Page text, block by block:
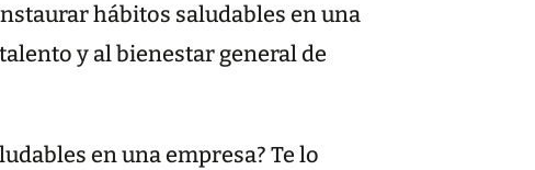
hábitos saludables en una
y al bienestar general de
en una empresa? Te lo